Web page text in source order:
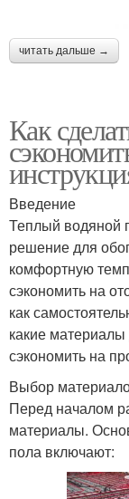
читать дальше →
Как
Введение
Теплый водяной
решение для
комфортную
сэкономить на
как
какие
сэкономить на
Выбор
Перед началом
материалы.
пола включают: